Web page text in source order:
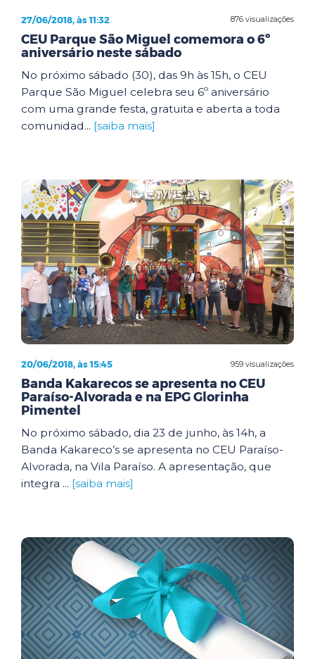
876 visualizações
27/06/2018, às 11:32
CEU Parque São Miguel comemora o 6º
aniversário neste sábado
No próximo sábado (30), das 9h às 15h, o CEU
Parque São Miguel celebra seu 6º aniversário
com uma grande festa, gratuita e aberta a toda
comunidad... [saiba mais]
959 visualizações
20/06/2018, às 15:45
Banda Kakarecos se apresenta no CEU
Paraíso-Alvorada e na EPG Glorinha
Pimentel
No próximo sábado, dia 23 de junho, às 14h, a
Banda Kakareco’s se apresenta no CEU Paraíso-
Alvorada, na Vila Paraíso. A apresentação, que
integra ... [saiba mais]